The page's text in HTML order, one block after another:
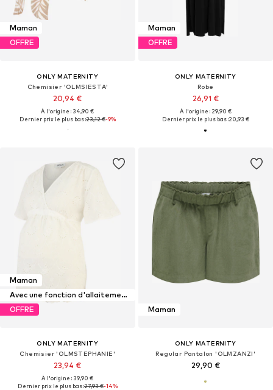
Maman
OFFRE
ONLY MATERNITY
Chemisier 'OLMSIESTA'
20,94 €
À l'origine : 34,90 €
Dernier prix le plus bas :23,12 €-9%
Maman
OFFRE
ONLY MATERNITY
Robe
26,91 €
À l'origine : 29,90 €
Dernier prix le plus bas :20,93 €
Maman
Avec une fonction d'allaitement maternel
OFFRE
ONLY MATERNITY
Chemisier 'OLMSTEPHANIE'
23,94 €
À l'origine : 39,90 €
Dernier prix le plus bas :27,93 €-14%
Maman
ONLY MATERNITY
Regular Pantalon 'OLMZANZI'
29,90 €